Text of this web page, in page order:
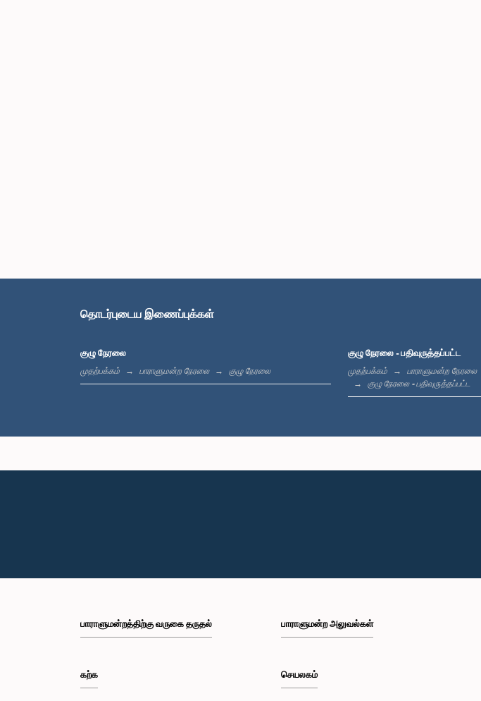
தொடர்புடைய இணைப்புக்கள்
குழு நேரலை
முதற்பக்கம் பாராளுமன்ற நேரலை குழு நேரலை
குழு நேரலை - பதிவுருத்தப்பட்ட
முதற்பக்கம்
பாராளுமன்ற நேரலை
குழு நேரலை - பதிவுருத்தப்பட்ட
பாராளுமன்றத்திற்கு வருகை தருதல்
கற்க
பாராளுமன்ற அலுவல்கள்
செயலகம்